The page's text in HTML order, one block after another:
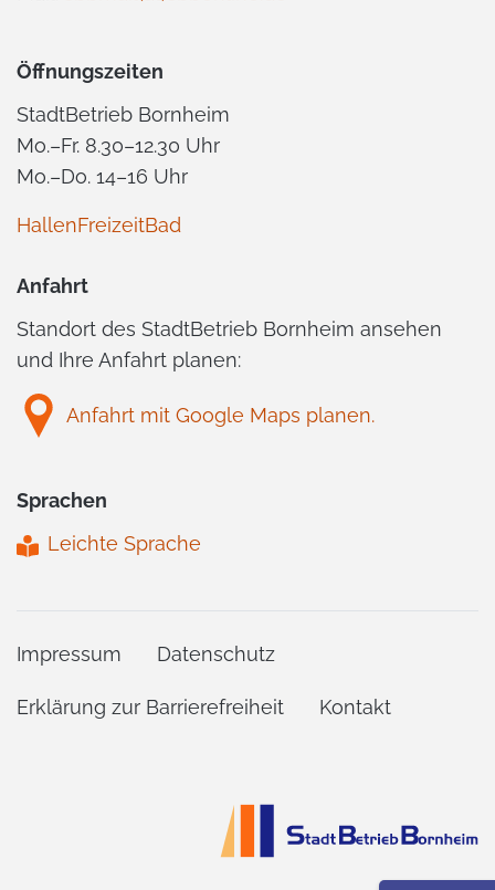
Öffnungszeiten
StadtBetrieb Bornheim
Mo.–Fr. 8.30–12.30 Uhr
Mo.–Do. 14–16 Uhr
HallenFreizeitBad
Anfahrt
Standort des StadtBetrieb Bornheim ansehen
und Ihre Anfahrt planen:
Anfahrt mit Google Maps planen.
Sprachen
Leichte Sprache
Impressum Datenschutz
Erklärung zur Barrierefreiheit Kontakt